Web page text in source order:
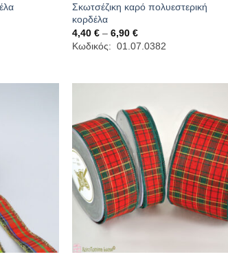
Σκωτσέζικη καρό πολυεστερική
κορδέλα
4,40€ – 6,90€Price
range:
4,40 €
Κωδικός: 01.07.0382